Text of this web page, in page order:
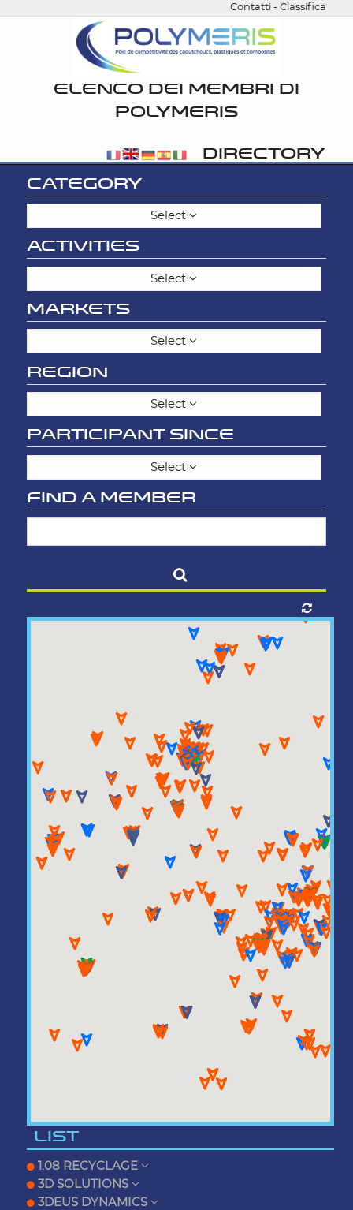
Contatti -Classifica
ELENCO DEI MEMBRI DI
POLYMERIS
DIRECTORY
CATEGORY
Select
ACTIVITIES
Select
MARKETS
Select
REGION
Select
PARTICIPANT SINCE
Select
FIND A MEMBER
LIST
1.08 RECYCLAGE
3D SOLUTIONS
3DEUS DYNAMICS